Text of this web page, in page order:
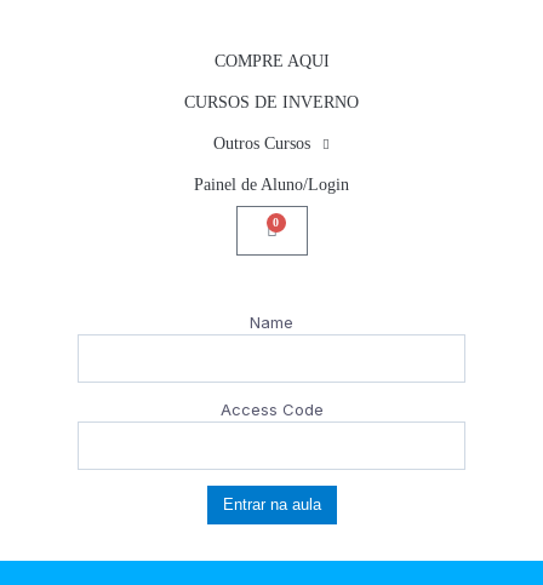
COMPRE AQUI
CURSOS DE INVERNO
Outros Cursos
Painel de Aluno/Login
0
Name
Access Code
Entrar na aula